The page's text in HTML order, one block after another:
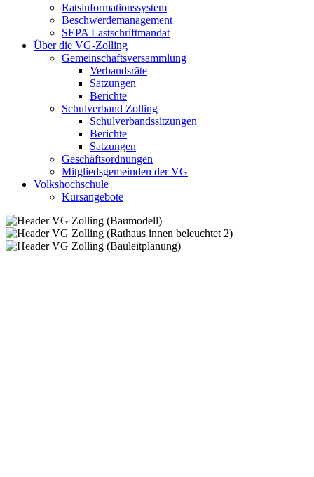
Ratsinformationssystem
Beschwerdemanagement
SEPA Lastschriftmandat
Über die VG-Zolling
Gemeinschaftsversammlung
Verbandsräte
Satzungen
Berichte
Schulverband Zolling
Schulverbandssitzungen
Berichte
Satzungen
Geschäftsordnungen
Mitgliedsgemeinden der VG
Volkshochschule
Kursangebote